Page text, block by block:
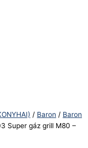
/ Baron / Baron
Super gáz grill M80 –